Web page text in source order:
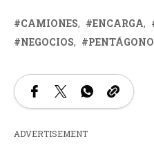
CAMIONES ENCARGA
NEGOCIOS
PENTÁGONO
ADVERTISEMENT